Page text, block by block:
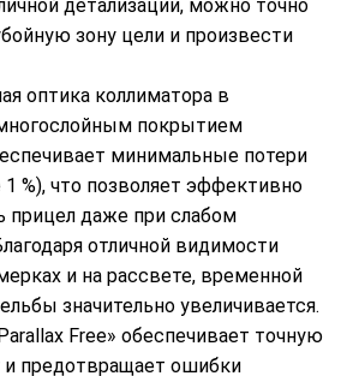
детализации, можно точно
зону цели и произвести
оптика коллиматора в
покрытием
минимальные потери
%), что позволяет эффективно
прицел даже при слабом
отличной видимости
и на рассвете, временной
значительно увеличивается.
Free» обеспечивает точную
и предотвращает ошибки